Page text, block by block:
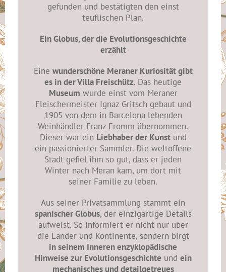
gefunden und bestätigten den einst
teuflischen Plan.
Ein Globus, der die Evolutionsgeschichte
erzählt
Eine wunderschöne Meraner Kuriosität gibt
es in der Villa Freischütz. Das heutige
Museum wurde einst vom Meraner
Fleischermeister Ignaz Gritsch gebaut und
1905 von dem in Barcelona lebenden
Weinhändler Franz Fromm übernommen.
Dieser war ein Liebhaber der Kunstund
ein passionierter Sammler. Die weltoffene
Stadt gefiel ihm so gut, dass er jeden
Winter nach Meran kam, um dort mit
seiner Familie zu leben.
Aus seiner Privatsammlung stammt ein
spanischer Globus, der einzigartige Details
aufweist. So informiert er nicht nur über
die Länder und Kontinente, sondern birgt
in seinem Inneren enzyklopädische
Hinweise zur Evolutionsgeschichte und ein
mechanisches und detailgetreues